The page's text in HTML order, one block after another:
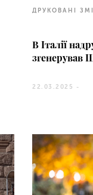
ДРУКОВАНІ ЗМІ
В Італії
згенерував
22.03.2025 -